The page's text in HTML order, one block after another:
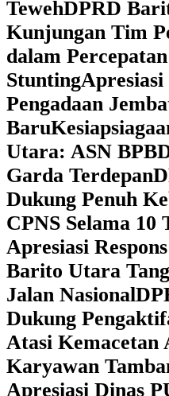
TewehDPRD
Kunjungan Tim
dalam
Stunting
Pengadaan
Baru
Utara: ASN
Garda Terdepan
Dukung Penuh
CPNS Selama 10
Apresiasi
Barito Utara
Jalan Nasional
Dukung
Atasi Kemacetan
Karyawan
Apresiasi Dinas